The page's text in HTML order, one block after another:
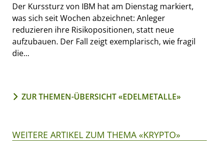
Der Kurssturz von IBM hat am Dienstag markiert,
was sich seit Wochen abzeichnet: Anleger
reduzieren ihre Risikopositionen, statt neue
aufzubauen. Der Fall zeigt exemplarisch, wie fragil
die...
ZUR THEMEN-ÜBERSICHT «EDELMETALLE»
WEITERE ARTIKEL ZUM THEMA «KRYPTO»